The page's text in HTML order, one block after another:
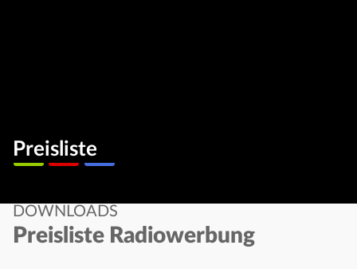
Preisliste
DOWNLOADS
Preisliste Radiowerbung